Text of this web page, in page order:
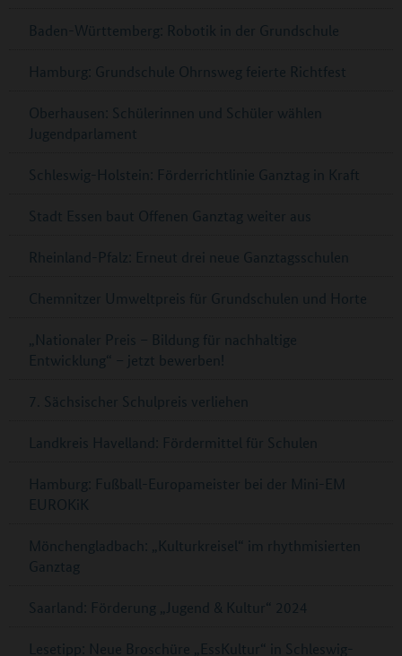
Baden-Württemberg: Robotik in der Grundschule
Hamburg: Grundschule Ohrnsweg feierte Richtfest
Oberhausen: Schülerinnen und Schüler wählen
Jugendparlament
Schleswig-Holstein: Förderrichtlinie Ganztag in Kraft
Stadt Essen baut Offenen Ganztag weiter aus
Rheinland-Pfalz: Erneut drei neue Ganztagsschulen
Chemnitzer Umweltpreis für Grundschulen und Horte
„Nationaler Preis – Bildung für nachhaltige
Entwicklung“ – jetzt bewerben!
7. Sächsischer Schulpreis verliehen
Landkreis Havelland: Fördermittel für Schulen
Hamburg: Fußball-Europameister bei der Mini-EM
EUROKiK
Mönchengladbach: „Kulturkreisel“ im rhythmisierten
Ganztag
Saarland: Förderung „Jugend & Kultur“ 2024
Lesetipp: Neue Broschüre „EssKultur“ in Schleswig-